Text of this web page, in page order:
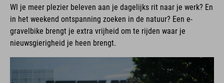
Wl je meer plezier beleven aan je dagelijks rit naar je werk? En
in het weekend ontspanning zoeken in de natuur? Een e-
gravelbike brengt je extra vrijheid om te rijden waar je
nieuwsgierigheid je heen brengt.